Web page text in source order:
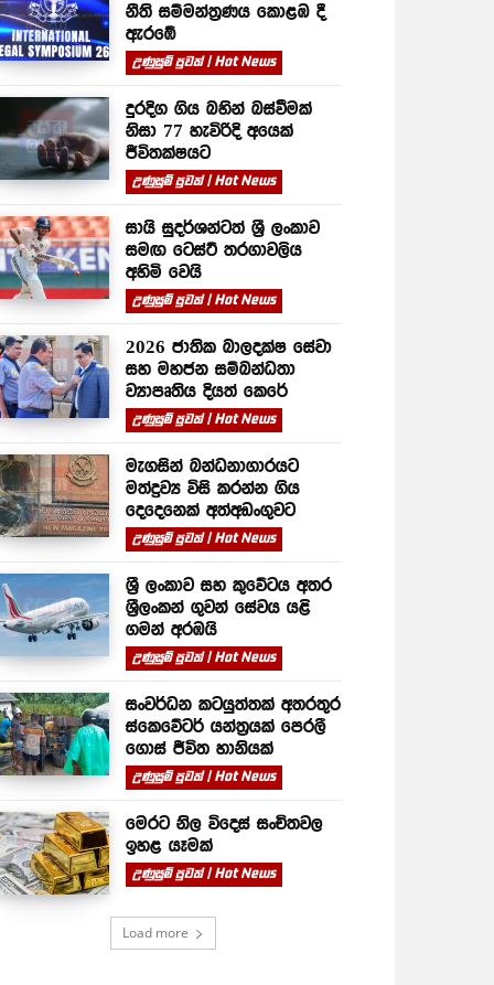
නීති සම්මන්ත්‍රණය කොළඹ දී
ඇරඹේ
උණුසුම් පුවත් | Hot News
දුරදිග ගිය බහින් බස්වීමක්
නිසා 77 හැවිරිදි අයෙක්
ජීවිතක්ෂයට
උණුසුම් පුවත් | Hot News
සායි සුදර්ශන්ටත් ශ්‍රී ලංකාව
සමඟ ටෙස්ට් තරගාවලිය
අහිමි වෙයි
උණුසුම් පුවත් | Hot News
2026 ජාතික බාලදක්ෂ සේවා
සහ මහජන සම්බන්ධතා
ව්‍යාපෘතිය දියත් කෙරේ
උණුසුම් පුවත් | Hot News
මැගසින් බන්ධනාගාරයට
මත්ද්‍රව්‍ය විසි කරන්න ගිය
දෙදෙනෙක් අත්අඩංගුවට
උණුසුම් පුවත් | Hot News
ශ්‍රී ලංකාව සහ කුවේටය අතර
ශ්‍රීලංකන් ගුවන් සේවය යළි
ගමන් අරඹයි
උණුසුම් පුවත් | Hot News
සංවර්ධන කටයුත්තක් අතරතුර
ස්කෙවේටර් යන්ත්‍රයක් පෙරලී
ගොස් ජීවිත හානියක්
උණුසුම් පුවත් | Hot News
මෙරට නිල විදෙස් සංචිතවල
ඉහළ යෑමක්
උණුසුම් පුවත් | Hot News
Load more